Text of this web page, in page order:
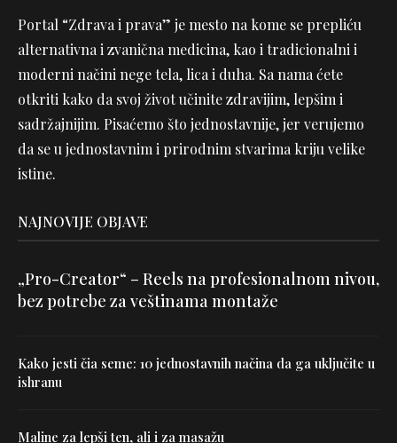
Portal “Zdrava i prava” je mesto na kome se prepliću
alternativna i zvanična medicina, kao i tradicionalni i
moderni načini nege tela, lica i duha. Sa nama ćete
otkriti kako da svoj život učinite zdravijim, lepšim i
sadržajnijim. Pisaćemo što jednostavnije, jer verujemo
da se u jednostavnim i prirodnim stvarima kriju velike
istine.
NAJNOVIJE OBJAVE
„Pro-Creator“ – Reels na profesionalnom nivou,
bez potrebe za veštinama montaže
Kako jesti čia seme: 10 jednostavnih načina da ga uključite u
ishranu
Maline za lepši ten, ali i za masažu